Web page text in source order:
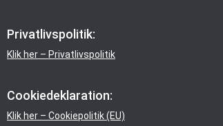
Privatlivspolitik:
Klik her – Privatlivspolitik
Cookiedeklaration:
Klik her – Cookiepolitik (EU)